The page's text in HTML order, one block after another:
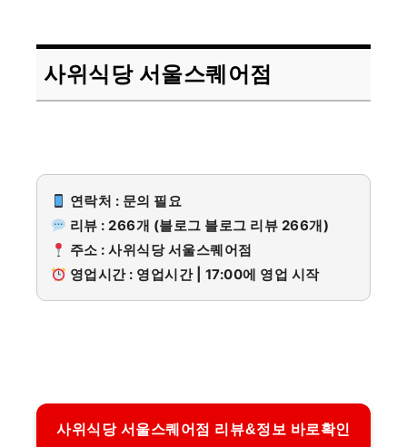
사위식당 서울스퀘어점
연락처 : 문의 필요
리뷰 : 266개 (블로그 블로그 리뷰 266개)
주소 : 사위식당 서울스퀘어점
영업시간 : 영업시간 | 17:00에 영업 시작
사위식당 서울스퀘어점 리뷰&정보 바로확인